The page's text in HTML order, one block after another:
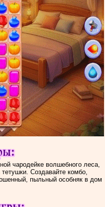
чародейке волшебного леса,
Создавайте комбо,
пыльный особняк в дом